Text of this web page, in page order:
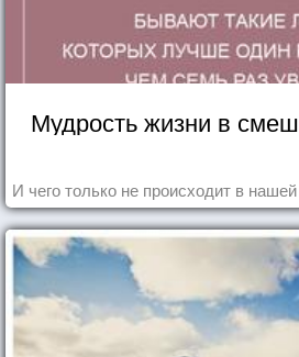
Мудрость жизни в
И чего только не происходит в